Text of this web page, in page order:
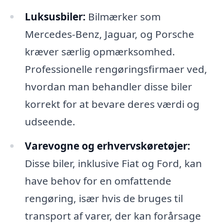
Luksusbiler: Bilmærker som
Mercedes-Benz, Jaguar, og Porsche
kræver særlig opmærksomhed.
Professionelle rengøringsfirmaer ved,
hvordan man behandler disse biler
korrekt for at bevare deres værdi og
udseende.
Varevogne og erhvervskøretøjer:
Disse biler, inklusive Fiat og Ford, kan
have behov for en omfattende
rengøring, især hvis de bruges til
transport af varer, der kan forårsage